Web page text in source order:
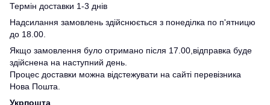
Термін доставки 1-3 днів
Надсилання замовлень здійснюється з понеділка по п'ятницю
до 18.00.
Якщо замовлення було отримано після 17.00,відправка буде
здійснена на наступний день.
Процес доставки можна відстежувати на сайті перевізника
Нова Пошта.
Укрпошта